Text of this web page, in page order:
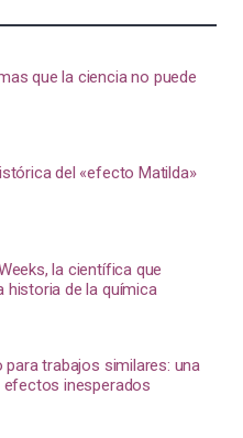
que la ciencia no puede
del «efecto Matilda»
la científica que
historia de la química
para trabajos similares: una
inesperados